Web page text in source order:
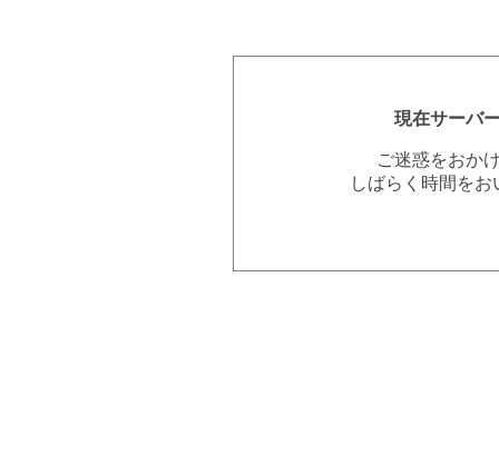
現在サーバ
ご迷惑をおか
しばらく時間を